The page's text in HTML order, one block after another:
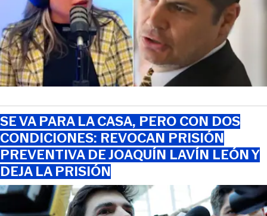
SE VA PARA LA CASA, PERO CON DOS
CONDICIONES: REVOCAN PRISIÓN
PREVENTIVA DE JOAQUÍN LAVÍN LEÓN Y
DEJA LA PRISIÓN